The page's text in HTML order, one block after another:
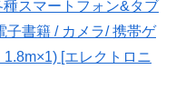
スマートフォン&タブ
子書籍 / カメラ/ 携帯ゲ
[エレクトロニ